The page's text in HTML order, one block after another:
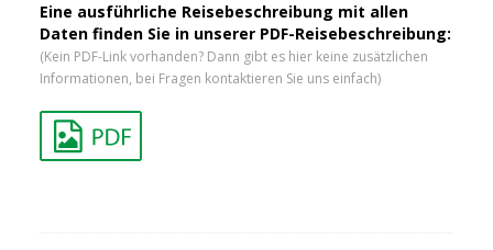
Eine ausführliche Reisebeschreibung mit allen
Daten finden Sie in unserer PDF-Reisebeschreibung:
(Kein PDF-Link vorhanden? Dann gibt es hier keine zusätzlichen
Informationen, bei Fragen kontaktieren Sie uns einfach)